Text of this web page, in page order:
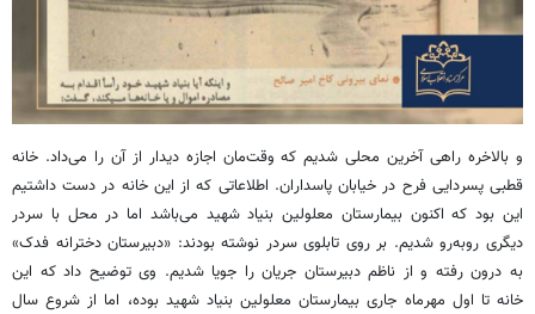
و بالاخره راهی آخرین محلی شدیم که وقت‌مان اجازه دیدار از آن را می‌داد. خانه
قطبی پسردایی فرح در خیابان پاسداران. اطلاعاتی که از این خانه در دست داشتیم
این بود که اکنون بیمارستان معلولین بنیاد شهید می‌باشد اما در محل با سردر
دیگری روبه‌رو شدیم. بر روی تابلوی سردر نوشته بودند: «دبیرستان دخترانه فدک»
به درون رفته و از ناظم دبیرستان جریان را جویا شدیم. وی توضیح داد که این
خانه تا اول مهرماه جاری بیمارستان معلولین بنیاد شهید بوده، اما از شروع سال